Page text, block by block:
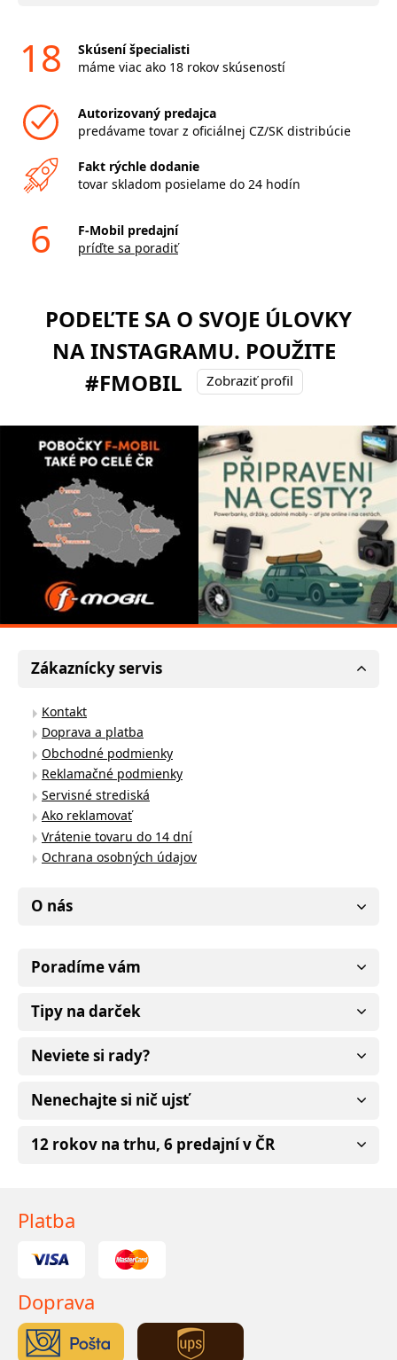
18
Skúsení špecialisti
máme viac ako 18 rokov skúseností
Autorizovaný predajca
predávame tovar z oficiálnej CZ/SK distribúcie
Fakt rýchle dodanie
tovar skladom posielame do 24 hodín
6
F-Mobil predajní
príďte sa poradiť
PODEĽTE SA O SVOJE ÚLOVKY
NA INSTAGRAMU. POUŽITE
#FMOBIL
Zobraziť profil
Zákaznícky servis
Kontakt
Doprava a platba
Obchodné podmienky
Reklamačné podmienky
Servisné strediská
Ako reklamovať
Vrátenie tovaru do 14 dní
Ochrana osobných údajov
O nás
Poradíme vám
Tipy na darček
Neviete si rady?
Nenechajte si nič ujsť
12 rokov na trhu, 6 predajní v ČR
Platba
Doprava